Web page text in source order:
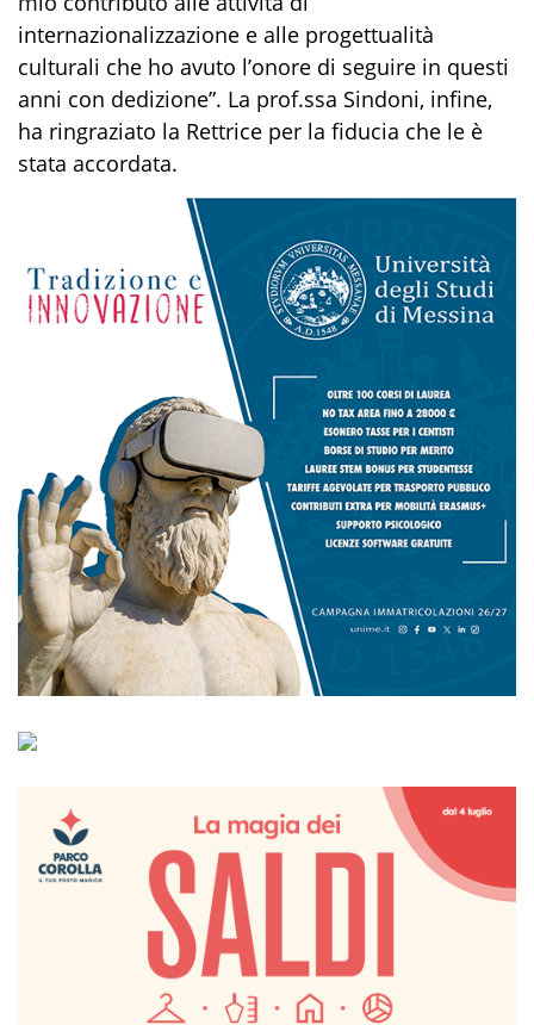
internazionalizzazione e alle progettualità
culturali che ho avuto l’onore di seguire in questi
anni con dedizione”. La prof.ssa Sindoni, infine,
ha ringraziato la Rettrice per la fiducia che le è
stata accordata.